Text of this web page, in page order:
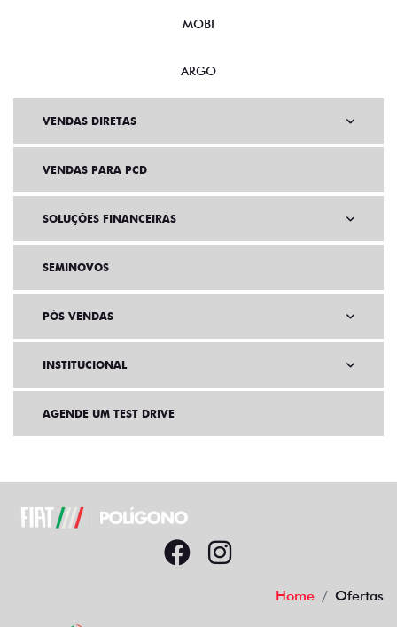
MOBI
ARGO
VENDAS DIRETAS
VENDAS PARA PCD
SOLUÇÕES FINANCEIRAS
SEMINOVOS
PÓS VENDAS
INSTITUCIONAL
AGENDE UM TEST DRIVE
Home Ofertas